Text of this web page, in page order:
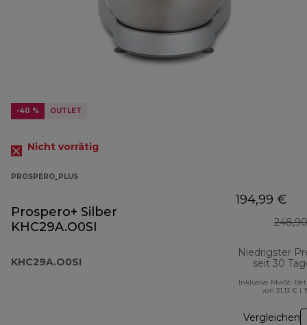
-40 % OUTLET
Nicht vorrätig
PROSPERO_PLUS
Prospero+ Silber
KHC29A.O0SI
KHC29A.O0SI
194,99 €
Niedrigster
seit 30
Inklusive MwSt.-
von 31,13 € (
Vergleichen